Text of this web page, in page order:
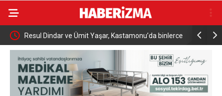
Resul Dindar ve Ümit Yaşar, Kastamonu’da binlerce
vatandaşa unutulmaz bir gece yaşattı